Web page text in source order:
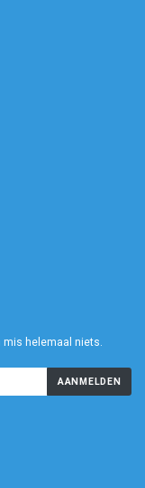
mis helemaal niets.
AANMELDEN